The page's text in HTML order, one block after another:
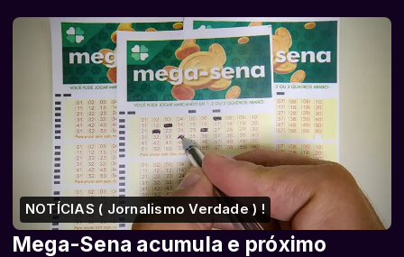
NOTÍCIAS ( Jornalismo Verdade ) !
Mega-Sena acumula e próximo